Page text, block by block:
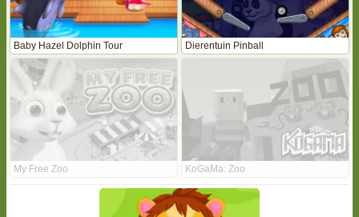
Baby Hazel Dolphin Tour Dierentuin Pinball
My Free Zoo KoGaMa: Zoo